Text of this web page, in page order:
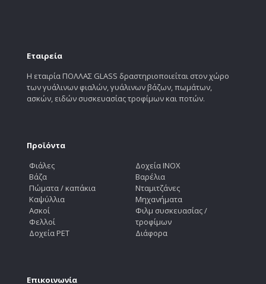
Εταιρεία
Η εταιρία ΠΟΛΛΑΣ GLASS δραστηριοποιείται στον χώρο
των γυάλινων φιαλών, γυάλινων βάζων, πωμάτων,
ασκών, ειδών συσκευασίας τροφίμων και ποτών.
Προϊόντα
Φιάλες
Βάζα
Πώματα / καπάκια
Καψύλλια
Ασκοί
Φελλοί
Δοχεία PET
Δοχεία INOX
Βαρέλια
Νταμιτζάνες
Μηχανήματα
Φιλμ συσκευασίας /
τροφίμων
Διάφορα
Επικοινωνία